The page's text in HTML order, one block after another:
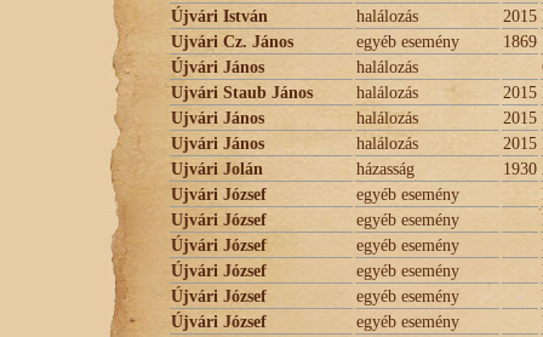
Újvári István
halálozás 2015
Ujvári Cz. János
egyéb esemény 1869
Újvári János
halálozás
Ujvári Staub János
halálozás 2015
Ujvári János
halálozás 2015
Ujvári János
halálozás 2015
Ujvári Jolán
házasság 1930
Ujvári József
egyéb esemény
Ujvári József
egyéb esemény
Újvári József
egyéb esemény
Újvári József
egyéb esemény
Újvári József
egyéb esemény
Újvári József
egyéb esemény